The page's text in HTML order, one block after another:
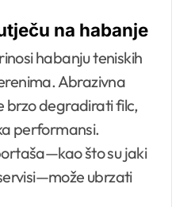
na habanje
habanju teniskih
Abrazivna
brzo degradirati filc,
performansi.
što su jaki
ubrzati